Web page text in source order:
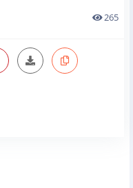
265